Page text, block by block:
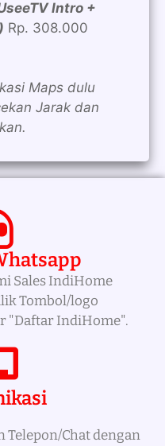
Intro +
Rp. 308.000
Maps dulu
Jarak dan
Sales IndiHome
Tombol/logo
"Daftar IndiHome".
Telepon/Chat dengan